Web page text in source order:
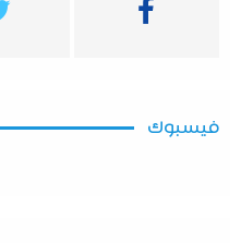
فيسبوك